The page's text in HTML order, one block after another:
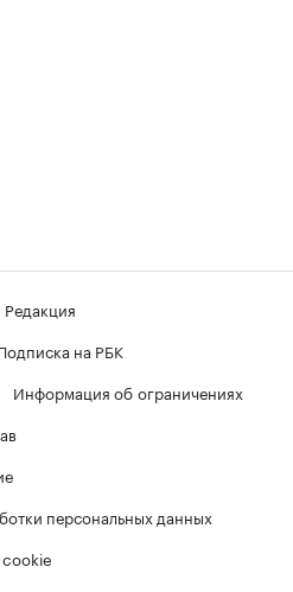
Редакция
на РБК
Информация об ограничениях
персональных данных